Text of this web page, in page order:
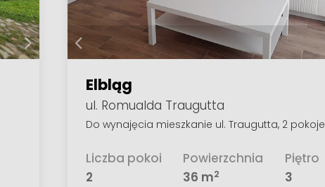
Elbląg
ul. Romualda Traugutta
Do wynajęcia mieszkanie ul. Traugutta, 2 pokoje
Liczba pokoi
2
Powierzchnia
36 m2
Piętro
3